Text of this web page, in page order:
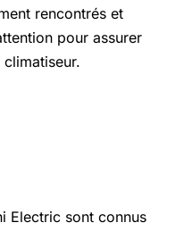
rencontrés et
pour assurer
Electric sont connus